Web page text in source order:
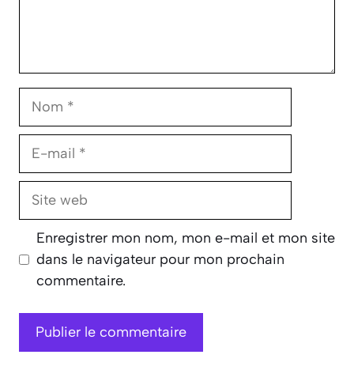
Nom
E-
Site
Enregistrer mon nom, mon e-mail et mon site
dans le navigateur pour mon prochain
commentaire.